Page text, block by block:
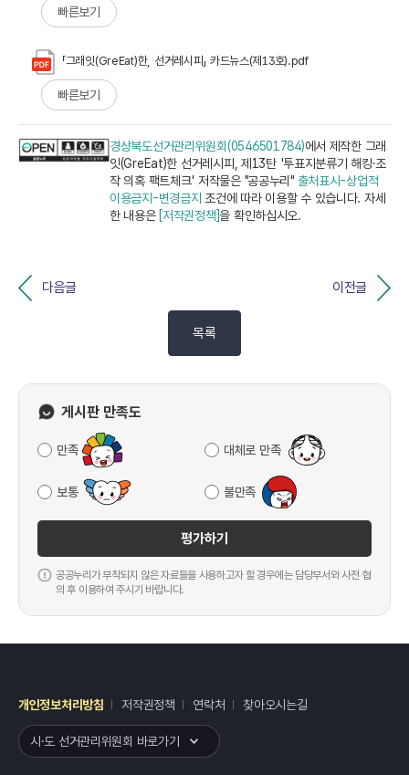
빠른보기
「그래잇(GreEat)한, 선거레시피」 카드뉴스(제13호).pdf
빠른보기
경상북도선거관리위원회(0546501784)에서 제작한 그래
잇(GreEat)한 선거레시피, 제13탄 '투표지분류기 해킹·조
작 의혹 팩트체크' 저작물은 "공공누리" 출처표시-상업적
이용금지-변경금지 조건에 따라 이용할 수 있습니다. 자세
한 내용은 [저작권정책]을 확인하십시오.
다음글 이전글
목록
게시판 만족도
만족 대체로 만족
보통 불만족
평가하기
공공누리가 부착되지 않은 자료들을 사용하고자 할 경우에는 담당부서와 사전 협
의 후 이용하여 주시기 바랍니다.
개인정보처리방침 저작권정책 연락처 찾아오시는길
시·도 선거관리위원회 바로가기